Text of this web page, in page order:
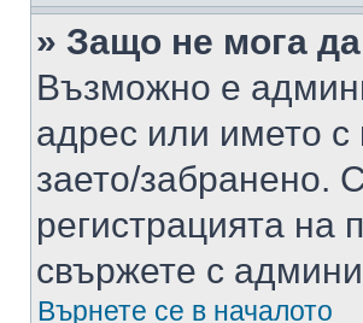
» Защо не мога
Възможно е
адрес или името с
заето/забранено.
регистрацията на
свържете с
Върнете се в началото